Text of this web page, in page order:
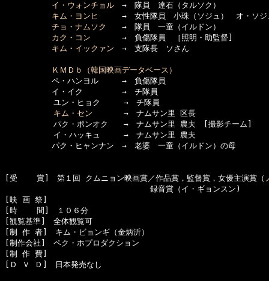
イ・ウォンチョル →　隊員　達石（タルソク）
キム・ヨンヒ
→　女性隊員　小珠（ソジュ）　オ・ソ
チョ・ナムソク
→　隊員　一童（イルドン）
カク・コン →　負傷隊員　［照明・助監督]
キム・イックァン →　支隊長　ソさん
ＫＭＤｂ（韓国映画データベース）
ペ・ハンヨル　　　→　負傷隊員
イ・イク　　　　　→　チ隊員
  　　　　　ユン・ヒョク　　　→　チ隊員
キム・セン →　ナムサン里 区長
  　　　　　パク・ポンオク　　→　ナムサン里 農夫　[撮影チーム]
  　　　　　イ・ハッキュ　　　→　ナムサン里 農夫
パク・ヒャンナン　→　老婆　一童（イルドン）の母
[受    賞]　第１回 クムニョン映画賞／作品賞，監督賞，女優主演賞（
録音賞（イ・ギョンスン)
[映 画 祭]
[時    間]　１０６分
[観覧基準]　全体観覧可
[制 作 者]　キム・ビョンギ（金炳沂）
[制作会社]　ペク・ホプロダクション
[制 作 費]
[Ｄ Ｖ Ｄ]　日本発売なし